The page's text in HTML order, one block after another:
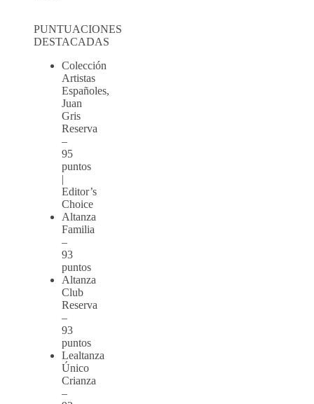
PUNTUACIONES
DESTACADAS
Colección
Artistas
Españoles,
Juan
Gris
Reserva
–
95
puntos
|
Editor’s
Choice
Altanza
Familia
–
93
puntos
Altanza
Club
Reserva
–
93
puntos
Lealtanza
Único
Crianza
–